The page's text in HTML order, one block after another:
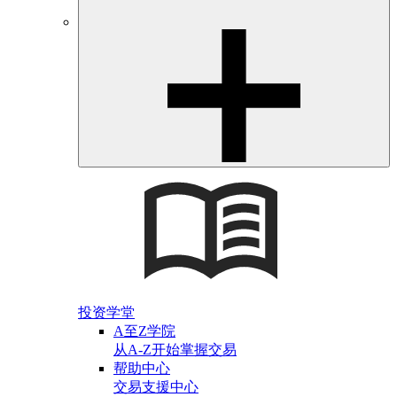
投资学堂
A至Z学院
从A-Z开始掌握交易
帮助中心
交易支援中心